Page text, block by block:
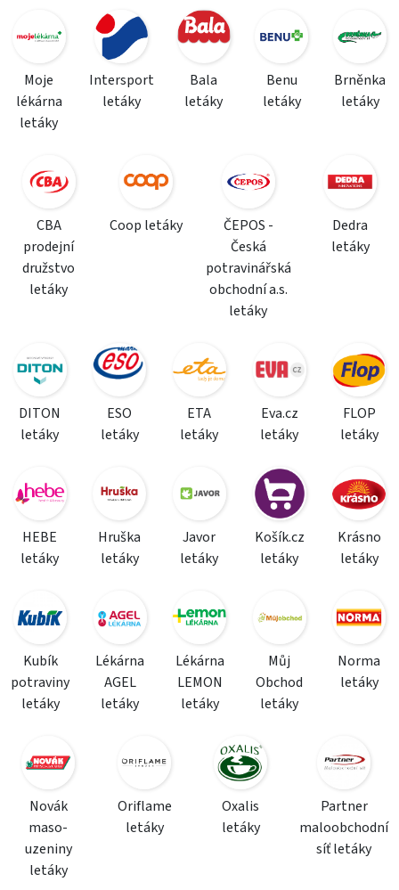
Moje
lékárna
letáky
Intersport
letáky
Bala
letáky
Benu
letáky
Brněnka
letáky
CBA
prodejní
družstvo
letáky
Coop letáky
ČEPOS -
Česká
potravinářská
obchodní a.s.
letáky
Dedra
letáky
DITON
letáky
ESO
letáky
ETA
letáky
Eva.cz
letáky
FLOP
letáky
HEBE
letáky
Hruška
letáky
Javor
letáky
Košík.cz
letáky
Krásno
letáky
Kubík
potraviny
letáky
Lékárna
AGEL
letáky
Lékárna
LEMON
letáky
Můj
Obchod
letáky
Norma
letáky
Novák
maso-
uzeniny
letáky
Oriflame
letáky
Oxalis
letáky
Partner
maloobchodní
síť letáky